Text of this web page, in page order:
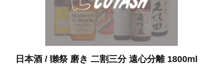
日本酒 / 獺祭 磨き 二割三分 遠心分離 1800ml